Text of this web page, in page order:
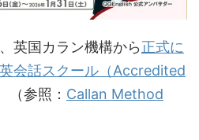
英国カラン機構から正式に
会話スクール（Accredited
（参照： Callan Method